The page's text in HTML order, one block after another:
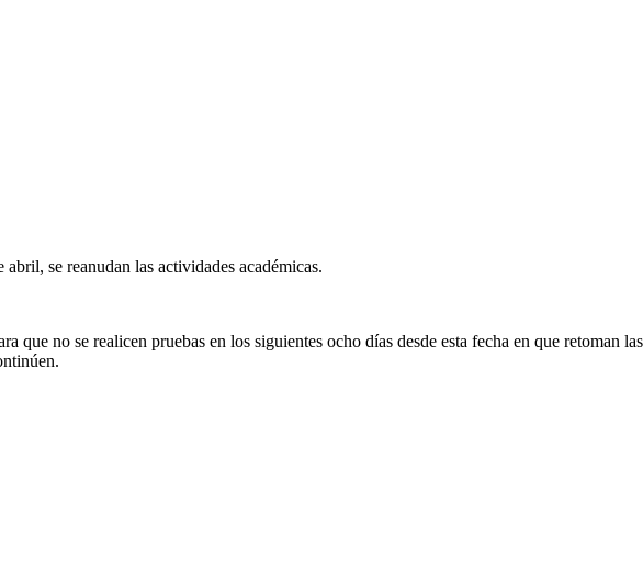
se reanudan las actividades académicas.
no se realicen pruebas en los siguientes ocho días desde esta fecha en que retoman las